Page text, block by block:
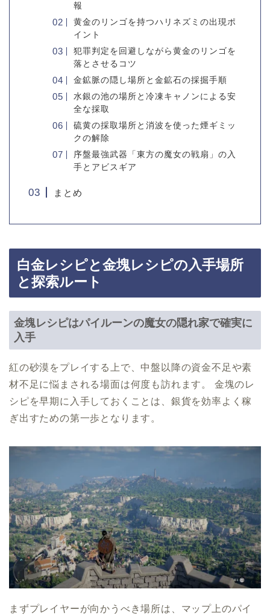
報
黄金のリンゴを持つハリネズミの出現ポ
イント
犯罪判定を回避しながら黄金のリンゴを
落とさせるコツ
金鉱脈の隠し場所と金鉱石の採掘手順
水銀の池の場所と冷凍キャノンによる安
全な採取
硫黄の採取場所と消波を使った煙ギミッ
クの解除
序盤最強武器「東方の魔女の戦扇」の入
手とアビスギア
まとめ
白金レシピと金塊レシピの入手場所
と探索ルート
金塊レシピはパイルーンの魔女の隠れ家で確実に
入手
紅の砂漠をプレイする上で、中盤以降の資金不足や素
材不足に悩まされる場面は何度も訪れます。 金塊のレ
シピを早期に入手しておくことは、銀貨を効率よく稼
ぎ出すための第一歩となります。
まずプレイヤーが向かうべき場所は、マップ上のパイ